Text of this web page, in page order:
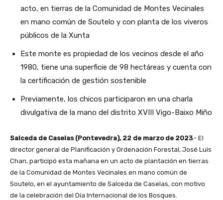
acto, en tierras de la Comunidad de Montes Vecinales
en mano común de Soutelo y con planta de los viveros
públicos de la Xunta
Este monte es propiedad de los vecinos desde el año
1980, tiene una superficie de 98 hectáreas y cuenta con
la certificación de gestión sostenible
Previamente, los chicos participaron en una charla
divulgativa de la mano del distrito XVIII Vigo-Baixo Miño
Salceda de Caselas (Pontevedra), 22 de marzo de 2023.- El
director general de Planificación y Ordenación Forestal, José Luis
Chan, participó esta mañana en un acto de plantación en tierras
de la Comunidad de Montes Vecinales en mano común de
Soutelo, en el ayuntamiento de Salceda de Caselas, con motivo
de la celebración del Día Internacional de los Bosques.